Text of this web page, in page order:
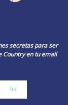
secretas para ser
Country en tu email